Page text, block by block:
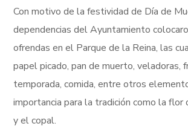
Con motivo de la festividad de Día de
dependencias del Ayuntamiento
ofrendas en el Parque de la Reina, las
papel picado, pan de muerto, veladoras,
temporada, comida, entre otros
importancia para la tradición como la flor
y el copal.